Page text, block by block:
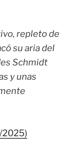
repleto de
su aria del
Schmidt
y unas
2025)